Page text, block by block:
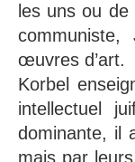
les uns ou
œuvres d’art.
Korbel
intellectuel
dominante, il
mais par